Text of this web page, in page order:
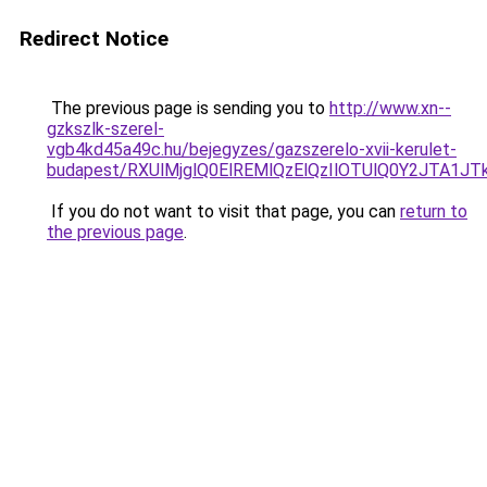
Redirect Notice
The previous page is sending you to http://www.xn--
gzkszlk-szerel-
vgb4kd45a49c.hu/bejegyzes/gazszerelo-xvii-kerulet-
budapest/
If you do not want to visit that page, you can return to
the previous page.